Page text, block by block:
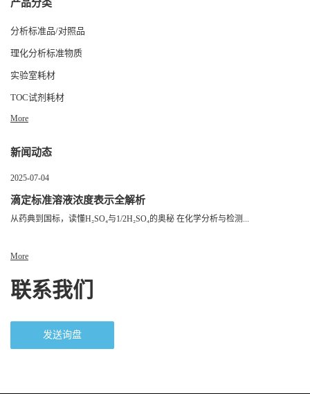
产品分类
分析标准品/对照品
理化分析标准物质
实验室耗材
TOC试剂耗材
More
新闻动态
2025-07-04
滴定标准溶液浓度表示全解析
从药典到国标，读懂H₂SO₄与1/2H₂SO₄的奥秘 在化学分析与检测...
More
联系我们
发送询盘